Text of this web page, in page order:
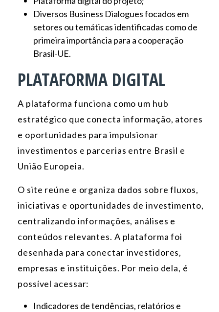
Diversos Business Dialogues focados em
setores ou temáticas identificadas como de
primeira importância para a cooperação
Brasil-UE.
PLATAFORMA DIGITAL
A plataforma funciona como um hub
estratégico que conecta informação, atores
e oportunidades para impulsionar
investimentos e parcerias entre Brasil e
União Europeia.
O site reúne e organiza dados sobre fluxos,
iniciativas e oportunidades de investimento,
centralizando informações, análises e
conteúdos relevantes. A plataforma foi
desenhada para conectar investidores,
empresas e instituições. Por meio dela, é
possível acessar:
Indicadores de tendências, relatórios e